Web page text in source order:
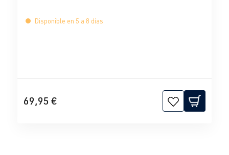
Disponible en 5 a 8 días
69,95 €